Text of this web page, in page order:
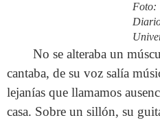
Foto:
No se alteraba un
cantaba, de su voz salía
lejanías que llamamos
casa. Sobre un sillón, su